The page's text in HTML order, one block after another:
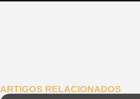
ARTIGOS RELACIONADOS